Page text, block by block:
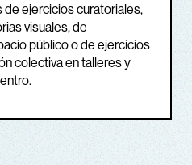
ejercicios curatoriales,
visuales, de
público o de ejercicios
colectiva en talleres y